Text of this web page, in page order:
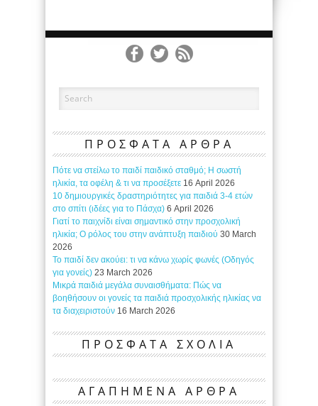
ΠΡΟΣΦΑΤΑ ΑΡΘΡΑ
Πότε να στείλω το παιδί παιδικό σταθμό; Η σωστή
ηλικία, τα οφέλη & τι να προσέξετε 16 April 2026
10 δημιουργικές δραστηριότητες για παιδιά 3-4 ετών
στο σπίτι (ιδέες για το Πάσχα) 6 April 2026
Γιατί το παιχνίδι είναι σημαντικό στην προσχολική
ηλικία; Ο ρόλος του στην ανάπτυξη παιδιού 30 March
2026
Το παιδί δεν ακούει: τι να κάνω χωρίς φωνές (Οδηγός
για γονείς) 23 March 2026
Μικρά παιδιά μεγάλα συναισθήματα: Πώς να
βοηθήσουν οι γονείς τα παιδιά προσχολικής ηλικίας να
τα διαχειριστούν 16 March 2026
ΠΡΟΣΦΑΤΑ ΣΧΟΛΙΑ
ΑΓΑΠΗΜΕΝΑ ΑΡΘΡΑ